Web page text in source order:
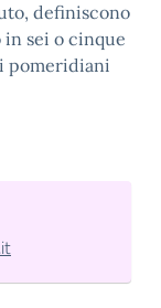
definiscono
in sei o cinque
pomeridiani